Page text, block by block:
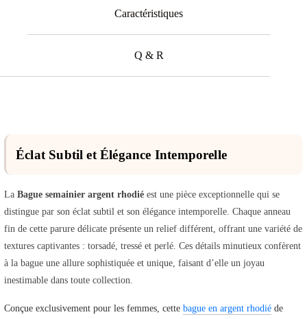
Caractéristiques
Q & R
Éclat Subtil et Élégance Intemporelle
La Bague semainier argent rhodié est une pièce exceptionnelle qui se
distingue par son éclat subtil et son élégance intemporelle. Chaque anneau
fin de cette parure délicate présente un relief différent, offrant une variété de
textures captivantes : torsadé, tressé et perlé. Ces détails minutieux confèrent
à la bague une allure sophistiquée et unique, faisant d’elle un joyau
inestimable dans toute collection.
Conçue exclusivement pour les femmes, cette bague en argent rhodié de